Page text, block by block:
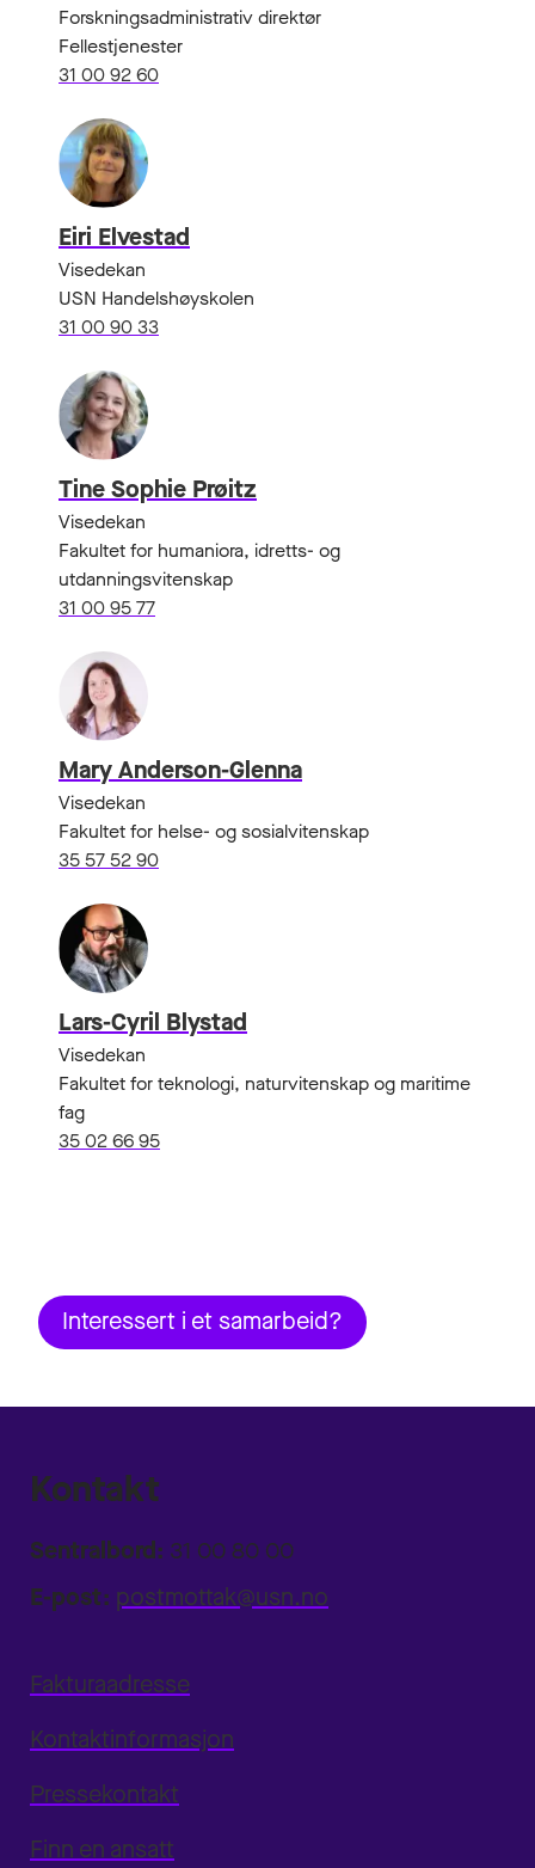
Forskningsadministrativ direktør
Fellestjenester
31 00 92 60
Eiri Elvestad
Visedekan
USN Handelshøyskolen
31 00 90 33
Tine Sophie Prøitz
Visedekan
Fakultet for humaniora, idretts- og
utdanningsvitenskap
31 00 95 77
Mary Anderson-Glenna
Visedekan
Fakultet for helse- og sosialvitenskap
35 57 52 90
Lars-Cyril Blystad
Visedekan
Fakultet for teknologi, naturvitenskap og maritime
fag
35 02 66 95
Interessert i et samarbeid?
Kontakt
Sentralbord: 31 00 80 00
E-post: postmottak@usn.no
Fakturaadresse
Kontaktinformasjon
Pressekontakt
Finn en ansatt